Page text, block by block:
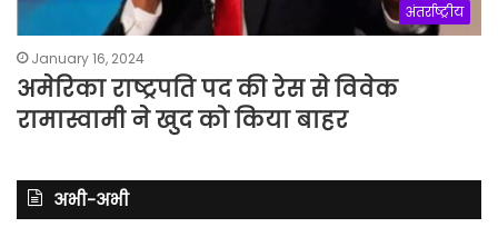
अंतर्राष्ट्रीय
January 16, 2024
अमेरिका राष्ट्रपति पद की रेस से विवेक
रामास्वामी ने खुद को किया बाहर
अभी-अभी